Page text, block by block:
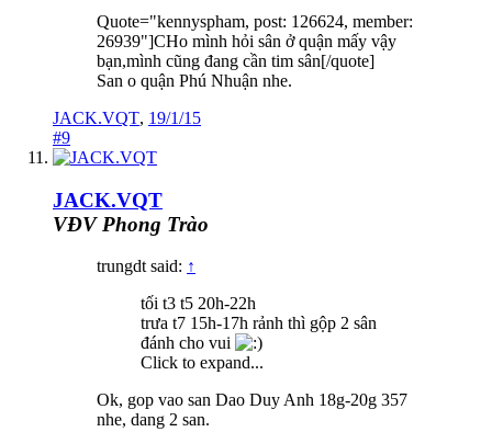
Quote="kennyspham, post: 126624, member:
26939"]CHo mình hỏi sân ở quận mấy vậy
bạn,mình cũng đang cần tim sân[/quote]
San o quận Phú Nhuận nhe.
JACK.VQT, 19/1/15
#9
JACK.VQT
VĐV Phong Trào
trungdt said: ↑
tối t3 t5 20h-22h
trưa t7 15h-17h rảnh thì gộp 2 sân
đánh cho vui
Click to expand...
Ok, gop vao san Dao Duy Anh 18g-20g 357
nhe, dang 2 san.